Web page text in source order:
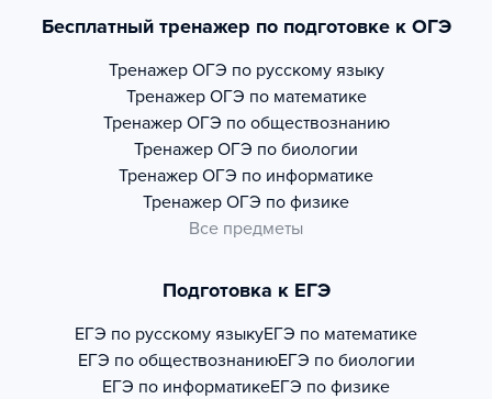
Бесплатный тренажер по подготовке к ОГЭ
Тренажер ОГЭ по русскому языку
Тренажер ОГЭ по математике
Тренажер ОГЭ по обществознанию
Тренажер ОГЭ по биологии
Тренажер ОГЭ по информатике
Тренажер ОГЭ по физике
Все предметы
Подготовка к ЕГЭ
ЕГЭ по русскому языкуЕГЭ по математике
ЕГЭ по обществознаниюЕГЭ по биологии
ЕГЭ по информатикеЕГЭ по физике